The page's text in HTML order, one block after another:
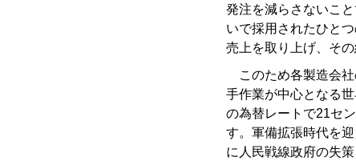
発注を減らさないこ
いで採用されたひと
売上を取り上げ、そ
このため各製造会社
手作業が中心となる
の為替レートで21セ
す。軍備拡張時代を
に人民戦線政府の失